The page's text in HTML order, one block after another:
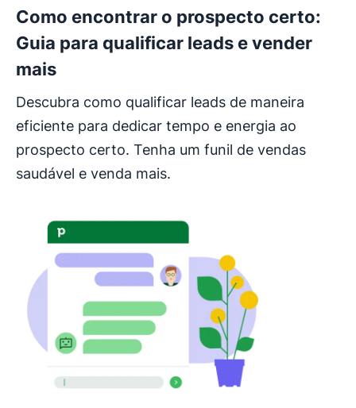
Como encontrar o prospecto certo:
Guia para qualificar leads e vender
mais
Descubra como qualificar leads de maneira
eficiente para dedicar tempo e energia ao
prospecto certo. Tenha um funil de vendas
saudável e venda mais.